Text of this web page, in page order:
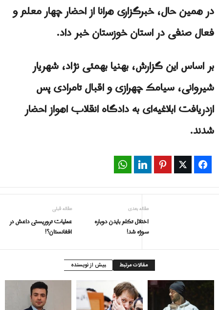
در همین حال، خبرگزاری هرانا از احضار چهار معلم و
فعال صنفی در استان خوزستان خبر داد.
بر اساس این گزارش، بهنیا بهمئی‌ نژاد، شهریار
شیروانی، سیامک چهرازی و اقبال تامرادی پس
ازدریافت ابلاغیه‌ای به دادگاه انقلاب اهواز احضار
شدند.
Facebook
Twitter
Pinterest
LinkedIn
مقاله قبلی
عملیات تروریستی داعش در
افغانستان؟!
مقاله بعدی
اختلال تکلم بایدن دوباره
سوژه شد!
مقالات مرتبط بیش از نویسنده